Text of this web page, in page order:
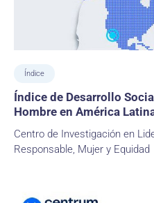
Índice
Índice de Desarrollo
Hombre en América
Centro de Investigación en
Responsable, Mujer y Equidad